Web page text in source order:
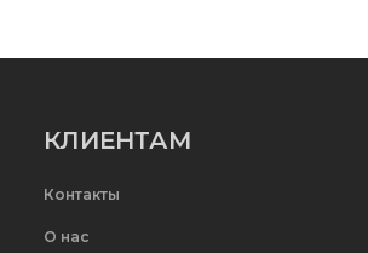
КЛИЕНТАМ
Контакты
О нас